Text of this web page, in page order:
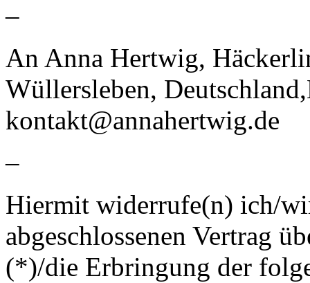
–
An Anna Hertwig,
Wüllersleben,
kontakt@annahertwig.de
–
Hiermit widerrufe(n) ich/
abgeschlossenen Vertrag
(*)/die Erbringung der